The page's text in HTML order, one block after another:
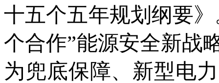
十五个五年规划纲要
个合作”能源安全新战
为兜底保障、新型电